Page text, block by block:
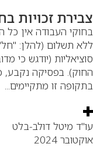
זכויות
העבודה אין כל
תשלום (להלן:
(יודגש כי
בפסיקה נקבע,
זו מתקיימים...
מיטל דולב-בלט
2024